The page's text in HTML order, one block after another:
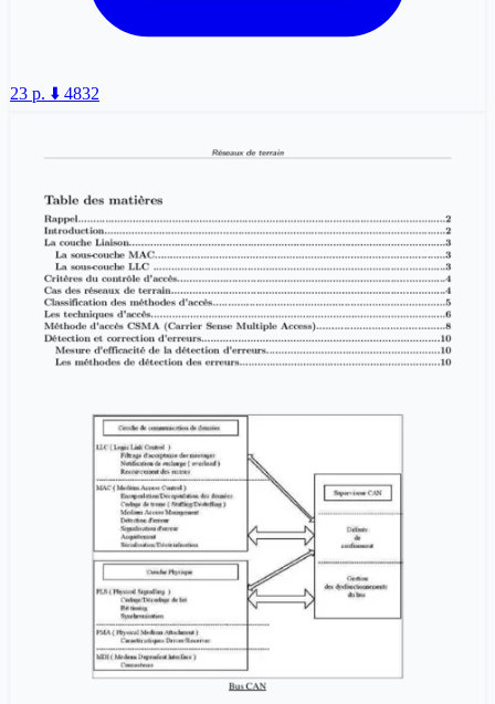
23 p. ⬇️ 4832